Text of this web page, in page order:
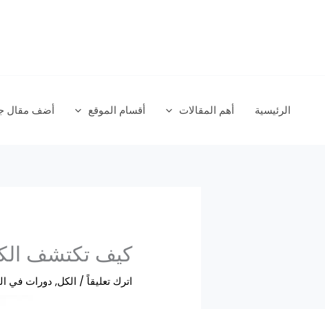
الرئيسية أهم المقالات أقسام الموقع أضف مقال
كيف تكتشف
اترك تعليقاً/ الكل, دورات في